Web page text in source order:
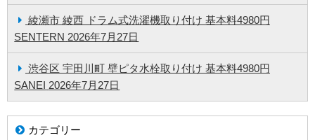
綾瀬市 綾西 ドラム式洗濯機取り付け 基本料4980円
SENTERN 2026年7月27日
渋谷区 宇田川町 壁ピタ水栓取り付け 基本料4980円
SANEI 2026年7月27日
カテゴリー